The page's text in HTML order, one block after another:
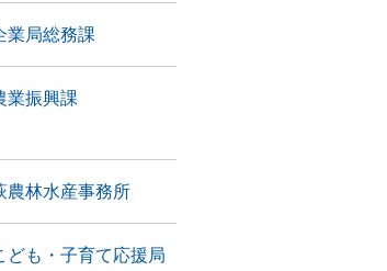
業局総務課
業振興課
農林水産事務所
ども・子育て応援局